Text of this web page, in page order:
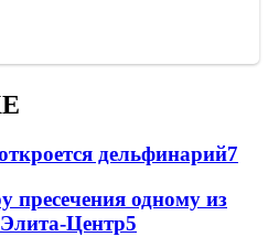
дельфинарий7
пресечения одному из
Центр5